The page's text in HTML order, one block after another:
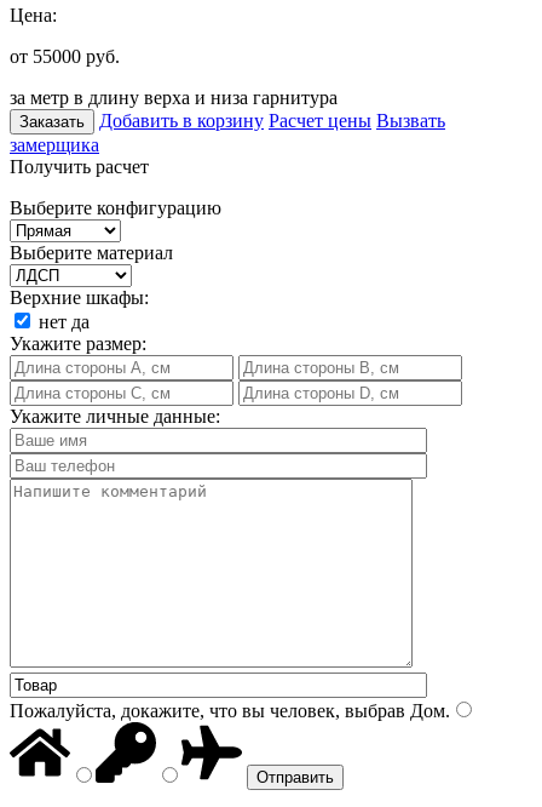
Цена:
от 55000 руб.
за метр в длину верха и низа гарнитура
Заказать Добавить в корзину Расчет цены Вызвать
замерщика
Получить расчет
Выберите конфигурацию
Выберите материал
Верхние шкафы:
нет да
Укажите размер:
Укажите личные данные:
Пожалуйста, докажите, что вы человек, выбрав Дом.